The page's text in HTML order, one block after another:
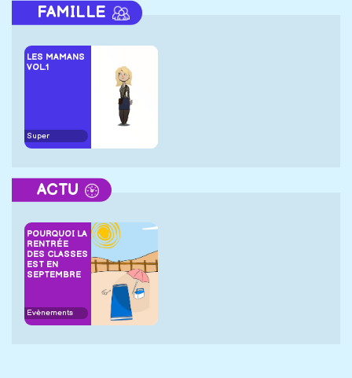
FAMILLE
LES MAMANS
VOL.1
Super
ACTU
POURQUOI LA
RENTRÉE
DES CLASSES
EST EN
SEPTEMBRE
Evènements